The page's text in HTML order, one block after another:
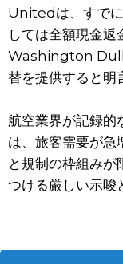
Unitedは、すで
しては全額現金
Washington
替を提供すると明
航空業界が記録的
は、旅客需要が急
と規制の枠組みが
つける厳しい示唆